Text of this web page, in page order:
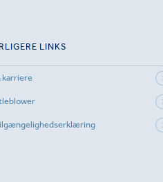
LINKS
karriere